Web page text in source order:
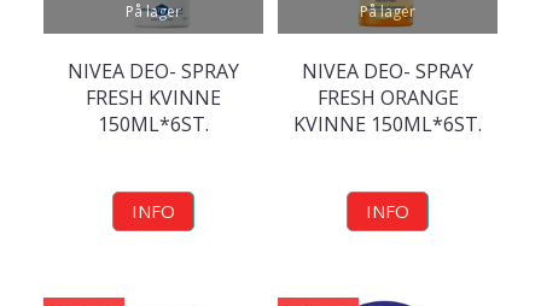
På lager
NIVEA DEO- SPRAY
FRESH KVINNE
150ML*6ST.
INFO
På lager
NIVEA DEO- SPRAY
FRESH ORANGE
KVINNE 150ML*6ST.
INFO